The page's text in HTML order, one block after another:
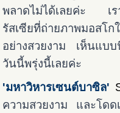
พลาดไม่ได้เลยค่ะ เร
รัสเซียที่ถ่ายภาพมอสโก
อย่างสวยงาม เห็นแบบ
วันนี้พรุ่งนี้เลยค่ะ
'มหาวิหารเซนต์บาซิล'
ความสวยงาม และโดด